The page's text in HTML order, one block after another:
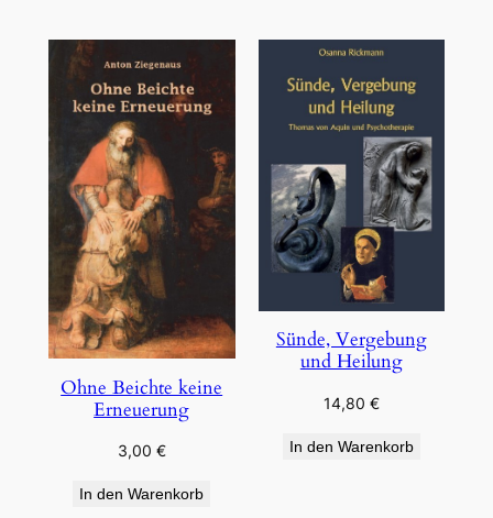
Ohne Beichte keine
Erneuerung
3,00 €
In den Warenkorb
Sünde, Vergebung
und Heilung
14,80 €
In den Warenkorb